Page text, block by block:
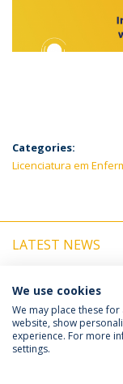
Categories:
Licenciatura em
LATEST NEWS
UPCOMING
Política de
We use cookies
We may place these
website, show
experience. For more
settings.